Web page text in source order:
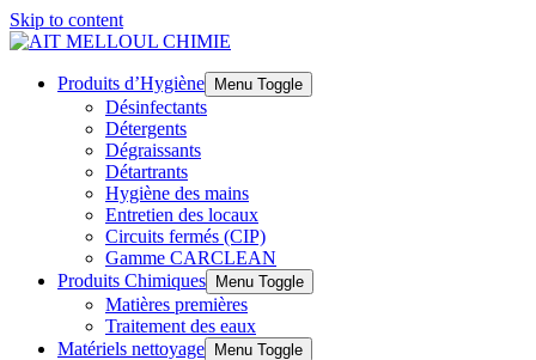
Skip to content
Produits d’Hygiène Menu Toggle
Désinfectants
Détergents
Dégraissants
Détartrants
Hygiène des mains
Entretien des locaux
Circuits fermés (CIP)
Gamme CARCLEAN
Produits Chimiques
Menu Toggle
Matières premières
Traitement des eaux
Matériels nettoyage
Menu Toggle